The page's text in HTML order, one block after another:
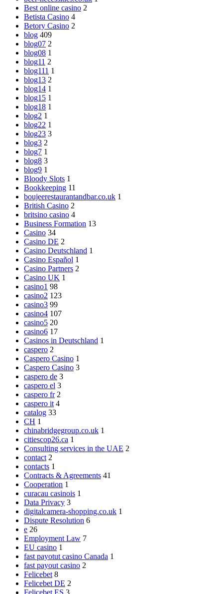
Best online casino 2
Betista Casino 4
Betory Casino 2
blog 409
blog07 2
blog08 1
blog11 2
blog111 1
blog13 2
blog14 1
blog15 1
blog18 1
blog2 1
blog22 1
blog23 3
blog3 2
blog7 1
blog8 3
blog9 1
Bloody Slots 1
Bookkeeping 11
boujeerestaurantandbar.co.uk 1
British Casino 2
britsino casino 4
Business Formation 13
Casino 34
Casino DE 2
Casino Deutschland 1
Casino Español 1
Casino Partners 2
Casino UK 1
casino1 98
casino2 123
casino3 99
casino4 107
casino5 20
casino6 17
Casinos in Deutschland 1
caspero 2
Caspero Casino 1
Caspero Casino 3
caspero de 3
caspero el 3
caspero fr 2
caspero it 4
catalog 33
CH 1
chinabridgegroup.co.uk 1
citiescop26.ca 1
Consulting services in the UAE 2
contact 2
contacts 1
Contracts & Agreements 41
Cooperation 1
curacau casinois 1
Data Privacy 3
digitalcamera-shopping.co.uk 1
Dispute Resolution 6
e 26
Employment Law 7
EU casino 1
fast payotut casino Canada 1
fast payout casino 2
Felicebet 8
Felicebet DE 2